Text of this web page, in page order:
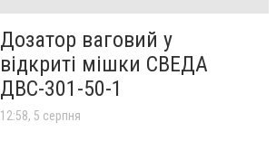
Дозатор ваговий у
відкриті мішки СВЕДА
ДВС-301-50-1
12:58, 5 серпня